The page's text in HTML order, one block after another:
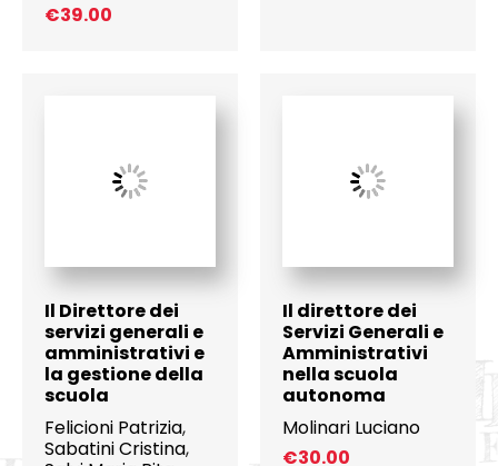
€39.00
Il Direttore dei
servizi generali e
amministrativi e
la gestione della
scuola
Felicioni Patrizia,
Sabatini Cristina,
Il direttore dei
Servizi Generali e
Amministrativi
nella scuola
autonoma
Molinari Luciano
€30.00